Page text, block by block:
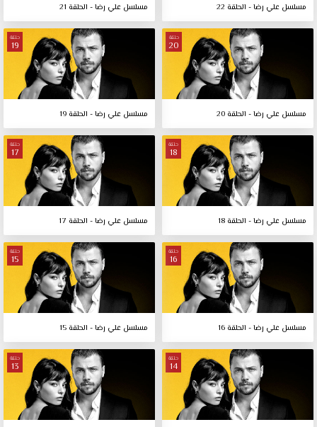
مسلسل علي رضا - الحلقة 22 مسلسل علي رضا - الحلقة 21
حلقة
20
مسلسل علي رضا - الحلقة 20
حلقة
19
مسلسل علي رضا - الحلقة 19
حلقة
18
مسلسل علي رضا - الحلقة 18
حلقة
17
مسلسل علي رضا - الحلقة 17
حلقة
16
مسلسل علي رضا - الحلقة 16
حلقة
15
مسلسل علي رضا - الحلقة 15
حلقة
14
حلقة
13